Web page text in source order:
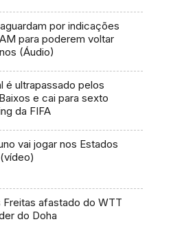
por indicações
para poderem voltar
(Áudio)
é ultrapassado pelos
e cai para sexto
da FIFA
vai jogar nos Estados
Freitas afastado do WTT
do Doha